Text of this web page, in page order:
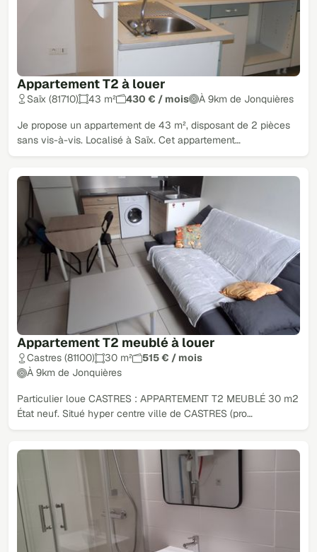
Appartement T2 à louer
Saïx (81710) 43 m² 430 € / mois À 9km de Jonquières
Je propose un appartement de 43 m², disposant de 2 pièces
sans vis-à-vis. Localisé à Saïx. Cet appartement…
Appartement T2 meublé à louer
Castres (81100) 30 m²
515 € / mois
À 9km de Jonquières
Particulier loue CASTRES : APPARTEMENT T2 MEUBLÉ 30 m2
État neuf. Situé hyper centre ville de CASTRES (pro…